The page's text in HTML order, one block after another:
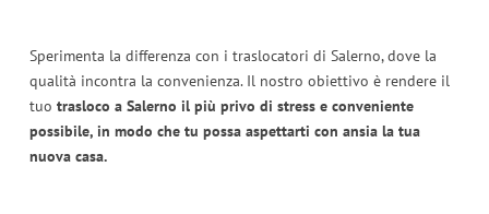
Sperimenta la differenza con i traslocatori di Salerno, dove la
qualità incontra la convenienza. Il nostro obiettivo è rendere il
tuo trasloco a Salerno il più privo di stress e conveniente
possibile, in modo che tu possa aspettarti con ansia la tua
nuova casa.